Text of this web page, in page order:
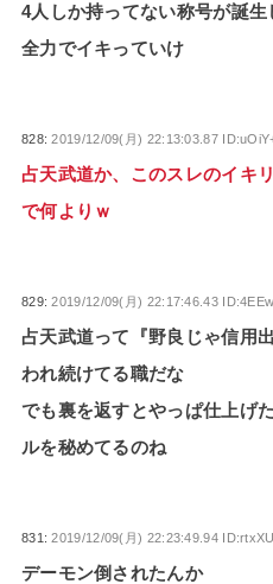
4人しか持ってない称号が誕生
全力でイキっていけ
828:2019/12/09(月) 22:13:03.87
占天武道か、このスレのイキ
で何よりｗ
829:2019/12/09(月) 22:17:46.43
占天武道って『野良じゃ信用
われ続けてる職だな
でも裏を返すとやっぱ仕上げ
ルを秘めてるのね
831:2019/12/09(月) 22:23:49.94
デーモン倒されたんか